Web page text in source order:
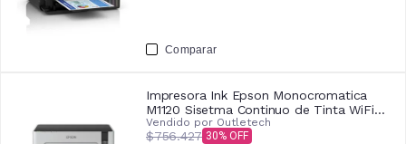
Comparar
Impresora Ink Epson Monocromatica
M1120 Sisetma Continuo de Tinta WiFi
Blanca
Vendido por Outletech
$756.427 30